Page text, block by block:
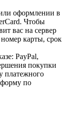
оформлении в
Чтобы
вас на сервер
карты, срок
PayPal,
покупки
платежного
форму по